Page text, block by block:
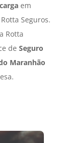
em
Seguros.
Rotta
de Seguro
Maranhão